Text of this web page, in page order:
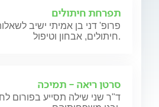
תפרחת חיתולים
פרופ' דני בן אמיתי ישיב
חיתולים, אבחון וטיפול.
סרטן ריאה - תמיכה
ד"ר שני שילה תסייע בפורום